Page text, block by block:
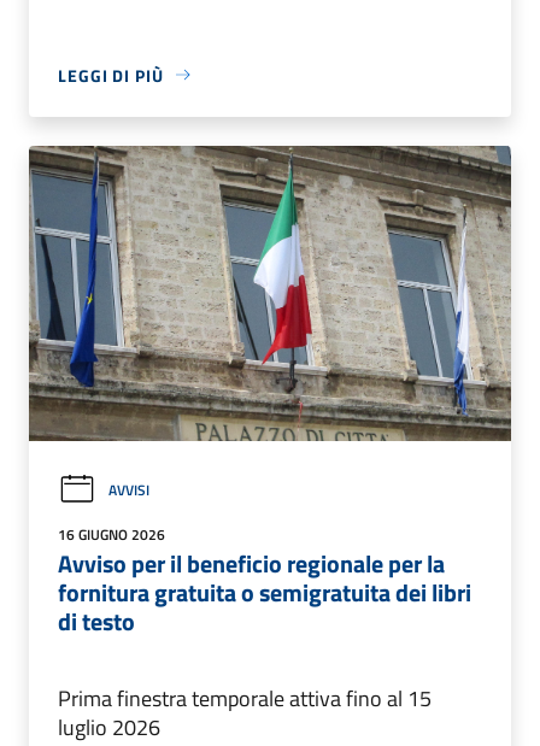
LEGGI DI PIÙ
AVVISI
16 GIUGNO 2026
Avviso per il beneficio regionale per la
fornitura gratuita o semigratuita dei libri
di testo
Prima finestra temporale attiva fino al 15
luglio 2026